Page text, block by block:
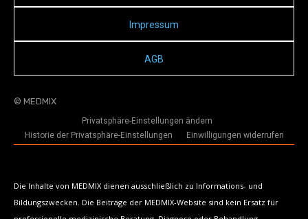
Impressum
AGB
© MEDMIX
Privatsphäre-Einstellungen ändern
Historie der Privatsphäre-Einstellungen
Einwilligungen widerrufen
Die Inhalte von MEDMIX dienen ausschließlich zu Informations- und
Bildungszwecken. Die Beiträge der MEDMIX-Website sind kein Ersatz für